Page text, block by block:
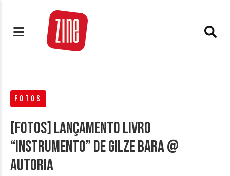
FOTOS
[FOTOS] Lançamento livro
“Instrumento” de Gilze Bara @
Autoria